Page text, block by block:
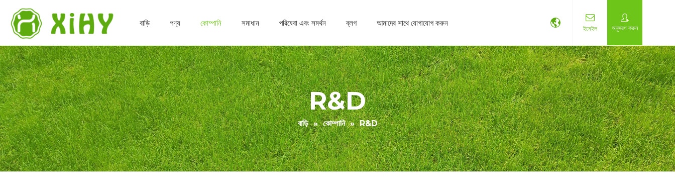
বাড়ি পণ্য কোম্পানি সমাধান পরিষেবা এবং সমর্থন ব্লগ আমাদের সাথে যোগাযোগ করুন
ইমেইল অনুসরণ করুন
R&D
বাড়ি » কোম্পানি » R&D